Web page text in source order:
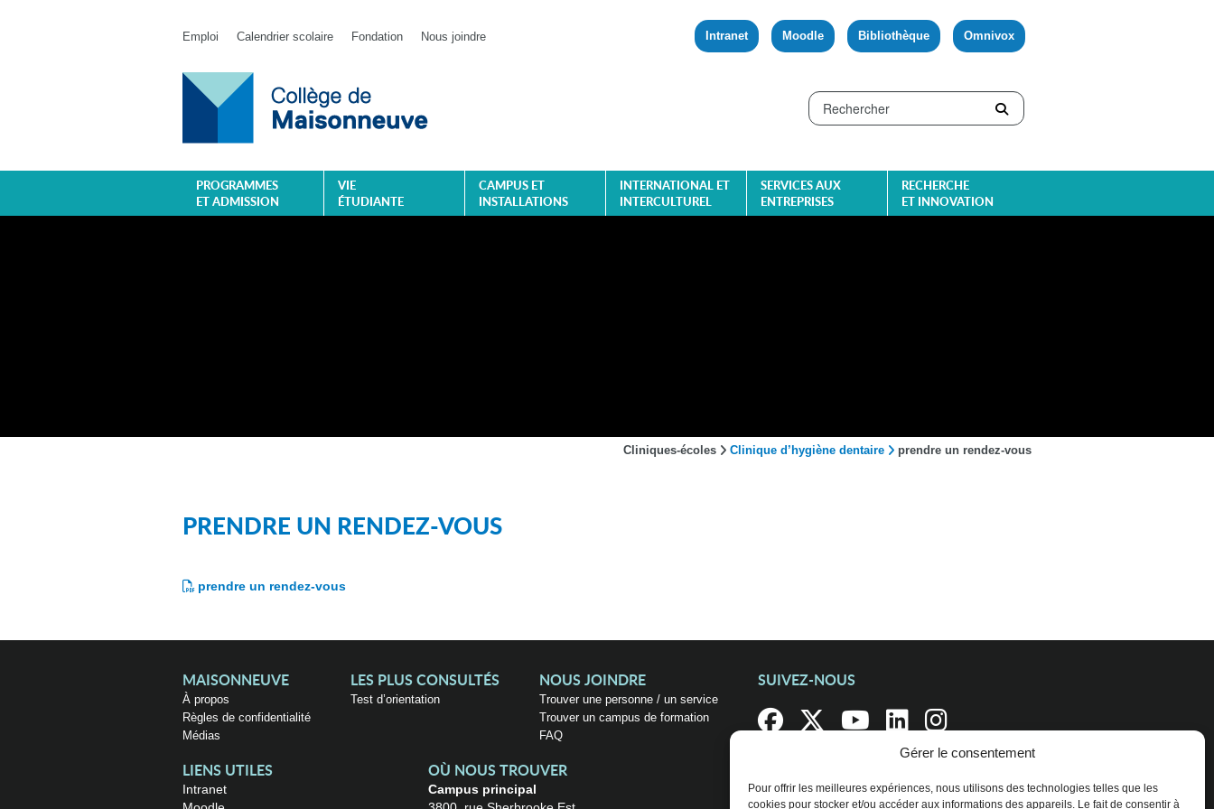
Gérer le consentement
Pour offrir les meilleures expériences, nous utilisons des technologies telles que les
cookies pour stocker et/ou accéder aux informations des appareils. Le fait de consentir à
Emploi Calendrier scolaire Fondation Nous joindre Intranet Moodle Bibliothèque Omnivox
PROGRAMMES
ET ADMISSION
VIE
ÉTUDIANTE
CAMPUS ET
INSTALLATIONS
INTERNATIONAL ET
INTERCULTUREL
SERVICES AUX
ENTREPRISES
RECHERCHE
ET INNOVATION
Cliniques-écoles Clinique d’hygiène dentaire prendre un rendez-vous
PRENDRE UN RENDEZ-VOUS
prendre un rendez-vous
MAISONNEUVE
À propos
Règles de confidentialité
Médias
LES PLUS CONSULTÉS
Test d’orientation
NOUS JOINDRE
Trouver une personne / un service
Trouver un campus de formation
FAQ
SUIVEZ-NOUS
LIENS UTILES
Intranet
OÙ NOUS TROUVER
Campus principal